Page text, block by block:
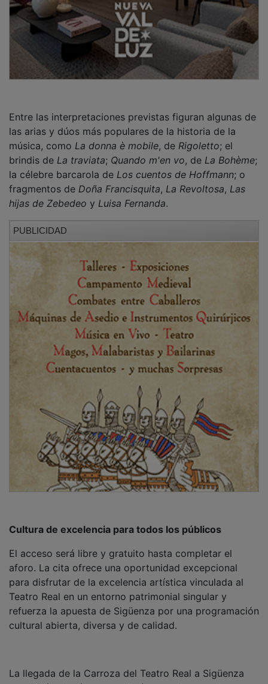
Cultura de excelencia para todos los públicos
El acceso será libre y gratuito hasta completar el
aforo. La cita ofrece una oportunidad excepcional
para disfrutar de la excelencia artística vinculada al
Teatro Real en un entorno patrimonial singular y
refuerza la apuesta de Sigüenza por una programación
cultural abierta, diversa y de calidad.
La llegada de la Carroza del Teatro Real a Sigüenza
permitirá además acercar la ópera y la zarzuela a
nuevos públicos, favoreciendo el acceso a
manifestaciones culturales de primer nivel fuera de los
grandes circuitos escénicos y consolidando a la
ciudad como un referente para la celebración de
NOTICIAS RELACIONADAS